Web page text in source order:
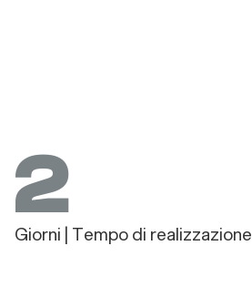
2
Giorni | Tempo di realizzazione